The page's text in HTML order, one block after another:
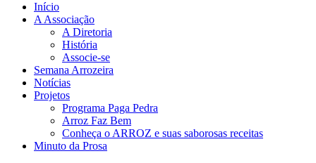
Início
A Associação
A Diretoria
História
Associe-se
Semana Arrozeira
Notícias
Projetos
Programa Paga Pedra
Arroz Faz Bem
Conheça o ARROZ e suas saborosas receitas
Minuto da Prosa